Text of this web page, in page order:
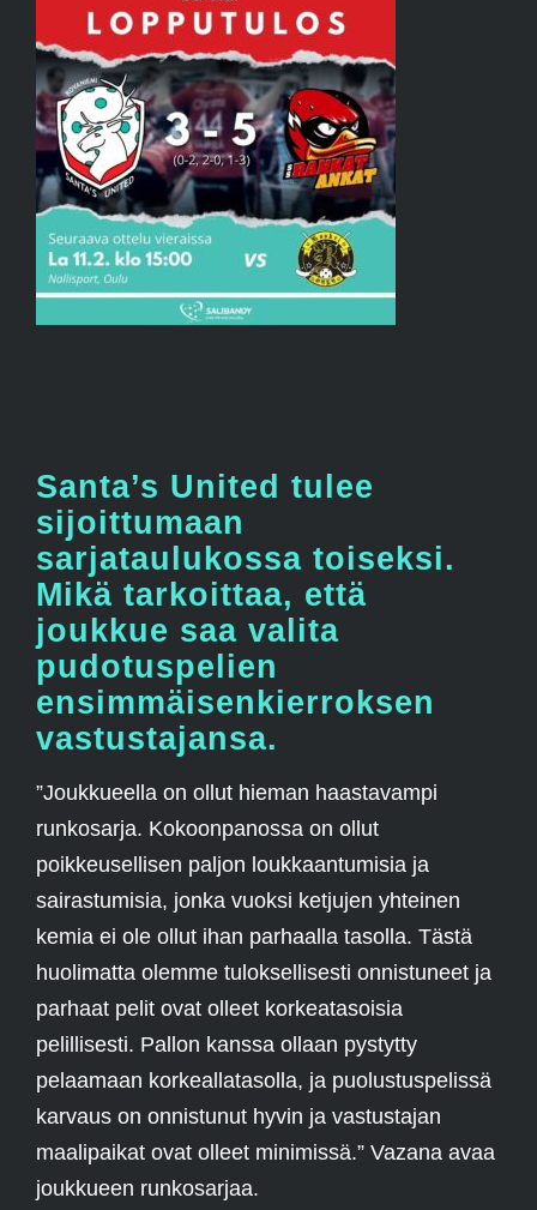
Santa’s United tulee
sijoittumaan
sarjataulukossa toiseksi.
Mikä tarkoittaa, että
joukkue saa valita
pudotuspelien
ensimmäisenkierroksen
vastustajansa.
”Joukkueella on ollut hieman haastavampi
runkosarja. Kokoonpanossa on ollut
poikkeusellisen paljon loukkaantumisia ja
sairastumisia, jonka vuoksi ketjujen yhteinen
kemia ei ole ollut ihan parhaalla tasolla. Tästä
huolimatta olemme tuloksellisesti onnistuneet ja
parhaat pelit ovat olleet korkeatasoisia
pelillisesti. Pallon kanssa ollaan pystytty
pelaamaan korkeallatasolla, ja puolustuspelissä
karvaus on onnistunut hyvin ja vastustajan
maalipaikat ovat olleet minimissä.” Vazana avaa
joukkueen runkosarjaa.